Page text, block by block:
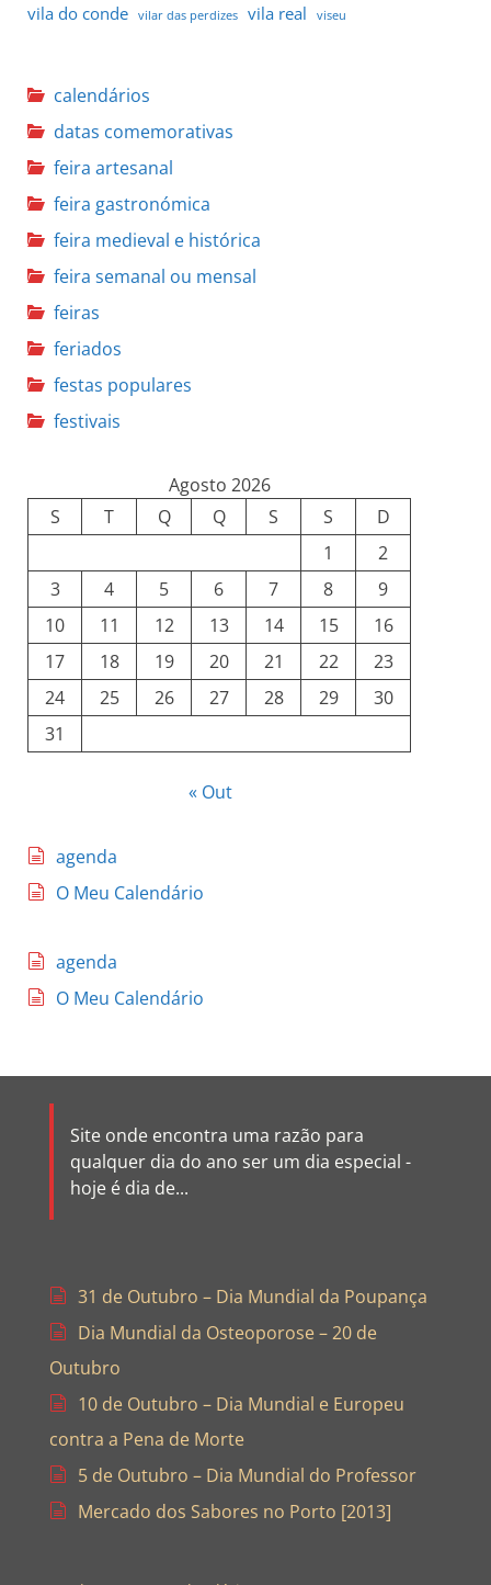
vila do conde vilar das perdizes vila real viseu
calendários
datas comemorativas
feira artesanal
feira gastronómica
feira medieval e histórica
feira semanal ou mensal
feiras
feriados
festas populares
festivais
Agosto 2026
S
T Q Q S S
D
1
2
3
4 5 6 7 8
9
10
11 12 13 14 15
16
17
18 19 20 21 22
23
24
25 26 27 28 29
30
31
« Out
agenda
O Meu Calendário
agenda
O Meu Calendário
Site onde encontra uma razão para
qualquer dia do ano ser um dia especial -
hoje é dia de...
31 de Outubro – Dia Mundial da Poupança
Dia Mundial da Osteoporose – 20 de
Outubro
10 de Outubro – Dia Mundial e Europeu
contra a Pena de Morte
5 de Outubro – Dia Mundial do Professor
Mercado dos Sabores no Porto [2013]